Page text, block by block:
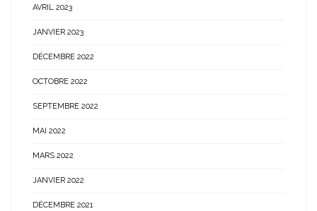
AVRIL 2023
JANVIER 2023
DÉCEMBRE 2022
OCTOBRE 2022
SEPTEMBRE 2022
MAI 2022
MARS 2022
JANVIER 2022
DÉCEMBRE 2021